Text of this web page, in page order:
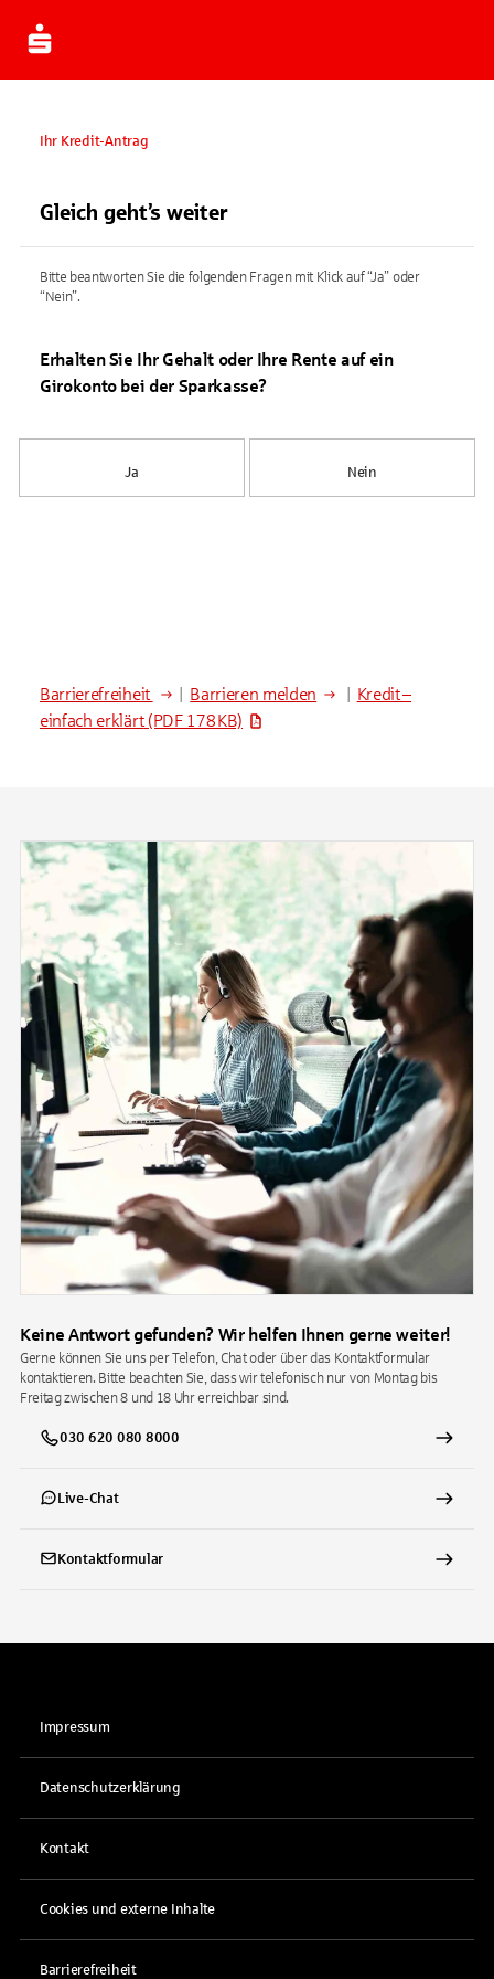
Ihr Kredit-Antrag
Gleich geht’s weiter
Bitte beantworten Sie die folgenden Fragen mit Klick auf “Ja” oder
“Nein”.
Erhalten Sie Ihr Gehalt oder Ihre Rente auf ein
Girokonto bei der Sparkasse?
Ja Nein
Barrierefreiheit Barrieren melden
Kredit –
einfach erklärt (PDF 178 KB)
Keine Antwort gefunden? Wir helfen Ihnen gerne weiter!
Gerne können Sie uns per Telefon, Chat oder über das Kontaktformular
kontaktieren. Bitte beachten Sie, dass wir telefonisch nur von Montag bis
Freitag zwischen 8 und 18 Uhr erreichbar sind.
030 620 080 8000
Live-Chat
Kontaktformular
Impressum
Datenschutzerklärung
Kontakt
Cookies und externe Inhalte
Barrierefreiheit